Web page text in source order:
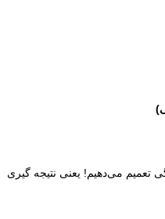
تعمیم می‌دهیم! یعنی نتیجه گیری